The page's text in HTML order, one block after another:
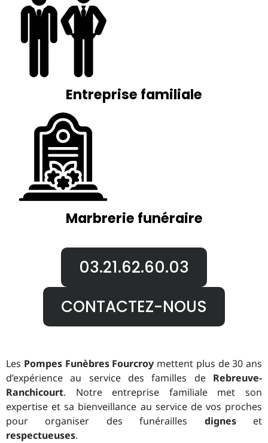
Entreprise familiale
Marbrerie funéraire
03.21.62.60.03
CONTACTEZ-NOUS
Les Pompes Funèbres Fourcroy mettent plus de 30 ans
d’expérience au service des familles de Rebreuve-
Ranchicourt. Notre entreprise familiale met son
expertise et sa bienveillance au service de vos proches
pour organiser des funérailles digneset
respectueuses.